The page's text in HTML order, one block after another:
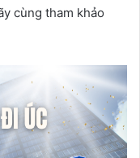
cùng tham khảo